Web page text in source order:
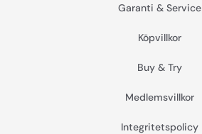
Garanti & Service
Köpvillkor
Buy & Try
Medlemsvillkor
Integritetspolicy